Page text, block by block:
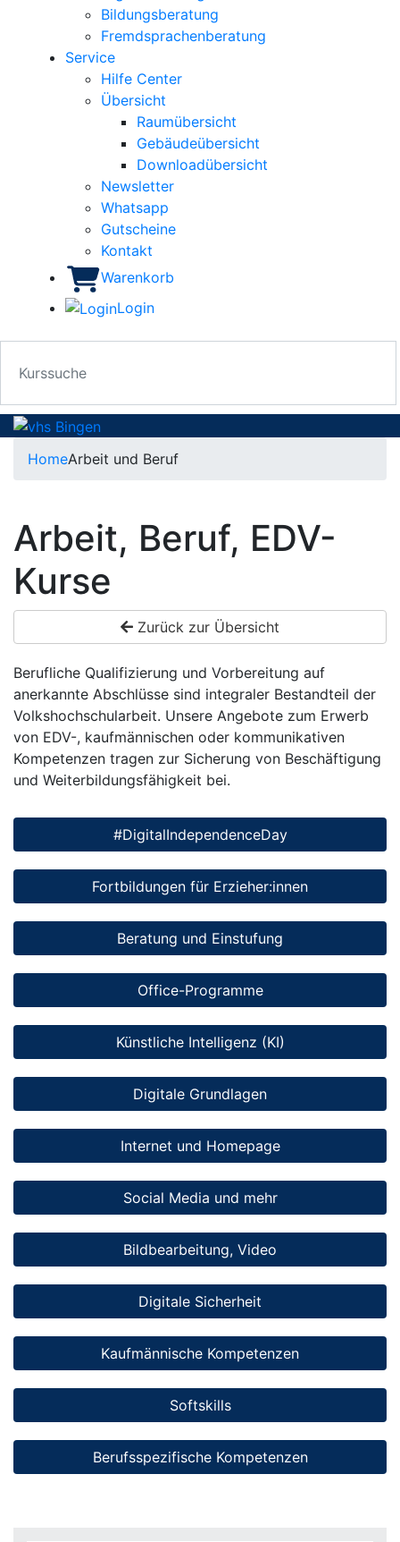
Bildungsberatung
Fremdsprachenberatung
Service
Hilfe Center
Übersicht
Raumübersicht
Gebäudeübersicht
Downloadübersicht
Newsletter
Whatsapp
Gutscheine
Kontakt
Warenkorb
Login
HomeArbeit und Beruf
Arbeit, Beruf, EDV-
Kurse
Zurück zur Übersicht
Berufliche Qualifizierung und Vorbereitung auf
anerkannte Abschlüsse sind integraler Bestandteil der
Volkshochschularbeit. Unsere Angebote zum Erwerb
von EDV-, kaufmännischen oder kommunikativen
Kompetenzen tragen zur Sicherung von Beschäftigung
und Weiterbildungsfähigkeit bei.
#DigitalIndependenceDay
Fortbildungen für Erzieher:innen
Beratung und Einstufung
Office-Programme
Künstliche Intelligenz (KI)
Digitale Grundlagen
Internet und Homepage
Social Media und mehr
Bildbearbeitung, Video
Digitale Sicherheit
Kaufmännische Kompetenzen
Softskills
Berufsspezifische Kompetenzen